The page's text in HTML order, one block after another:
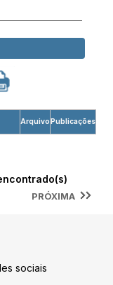
ArquivoPublicações
PRÓXIMA
sociais